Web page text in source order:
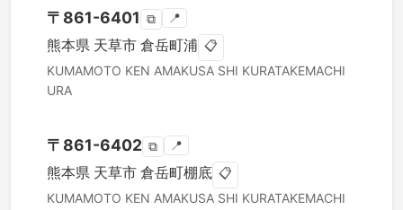
〒 861-6401 ⧉ 📍
熊本県 天草市 倉岳町浦 📋
KUMAMOTO KEN AMAKUSA SHI KURATAKEMACHI
URA
〒 861-6402 ⧉ 📍
熊本県 天草市 倉岳町棚底 📋
KUMAMOTO KEN AMAKUSA SHI KURATAKEMACHI